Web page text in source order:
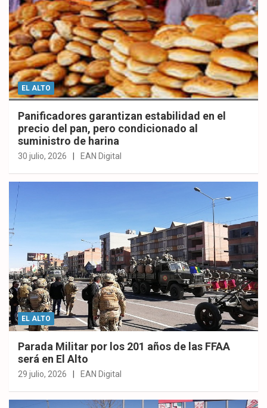
EL ALTO
Panificadores garantizan estabilidad en el
precio del pan, pero condicionado al
suministro de harina
30 julio, 2026 EAN Digital
EL ALTO
Parada Militar por los 201 años de las FFAA
será en El Alto
29 julio, 2026 EAN Digital